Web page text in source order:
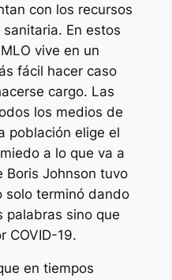
con los recursos
En estos
vive en un
fácil hacer caso
cargo. Las
los medios de
población elige el
a lo que va a
Boris Johnson tuvo
solo terminó dando
palabras sino que
COVID-19.
en tiempos